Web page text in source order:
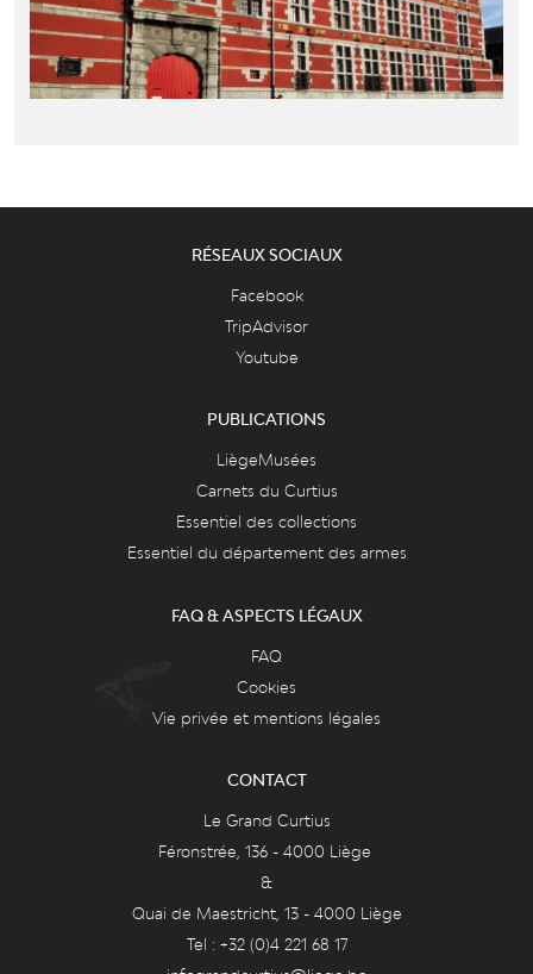
RÉSEAUX SOCIAUX
Facebook
TripAdvisor
Youtube
PUBLICATIONS
LiègeMusées
Carnets du Curtius
Essentiel des collections
Essentiel du département des armes
FAQ & ASPECTS LÉGAUX
FAQ
Cookies
Vie privée et mentions légales
CONTACT
Le Grand Curtius
Féronstrée, 136 - 4000 Liège
&
Quai de Maestricht, 13 - 4000 Liège
Tel : +32 (0)4 221 68 17